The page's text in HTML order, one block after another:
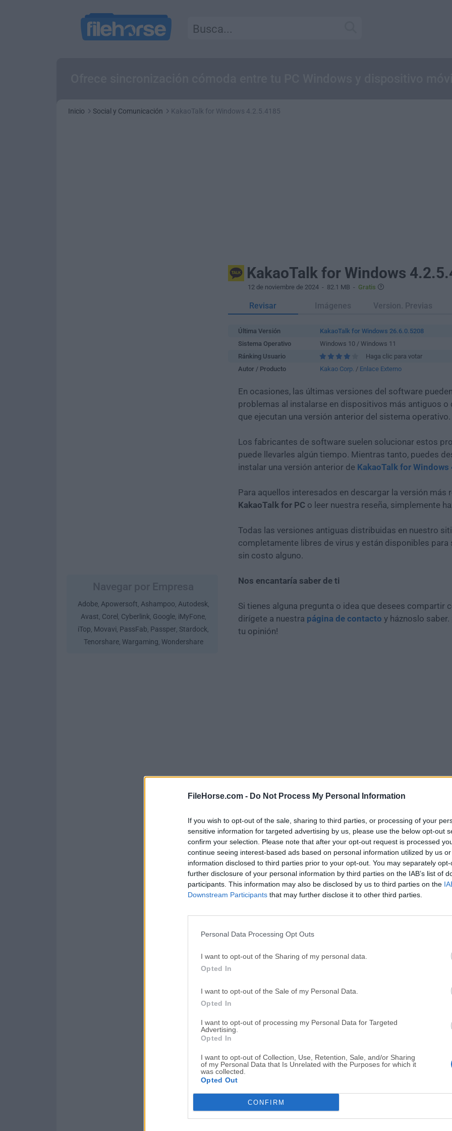
FileHorse.com - Do Not Process My Personal Information
If you wish to opt-out of the sale, sharing to third parties, or processing of your
sensitive information for targeted advertising by us, please use the below opt-out
confirm your selection. Please note that after your opt-out request is processed
continue seeing interest-based ads based on personal information utilized by us
information disclosed to third parties prior to your opt-out. You may separately
further disclosure of your personal information by third parties on the IAB’s list of
participants. This information may also be disclosed by us to third parties on the
Downstream Participants that may further disclose it to other third parties.
Personal Data Processing Opt Outs
I want to opt-out of the Sharing of my personal data.
Opted In
I want to opt-out of the Sale of my Personal Data.
Opted In
I want to opt-out of processing my Personal Data for Targeted
Advertising.
Opted In
I want to opt-out of Collection, Use, Retention, Sale, and/or Sharing
of my Personal Data that Is Unrelated with the Purposes for which it
was collected.
Opted Out
CONFIRM
Inicio Social y Comunicación KakaoTalk for Windows 4.2.5.4185
Adobe, Apowersoft, Ashampoo, Autodesk,
Avast, Corel , Cyberlink, Google, iMyFone,
iTop, Movavi, PassFab, Passper, Stardock,
Tenorshare, Wargaming, Wondershare
KakaoTalk for Windows
12 de noviembre de 2024 - 82.1 MB - Gratis
Revisar Imágenes Version. Previas
Última Versión
KakaoTalk for Windows 26.6.0.5208
Sistema Operativo
Windows 10 / Windows 11
Ránking Usuario
Haga clic para votar
Autor / Producto
Kakao Corp. / Enlace Externo
En ocasiones, las últimas versiones del software
problemas al instalarse en dispositivos más antiguos
que ejecutan una versión anterior del sistema operativo.
Los fabricantes de software suelen solucionar estos
puede llevarles algún tiempo. Mientras tanto, puedes
instalar una versión anterior de KakaoTalk for
Para aquellos interesados en descargar la versión más
KakaoTalk for PC o leer nuestra reseña, simplemente
Todas las versiones antiguas distribuidas en nuestro
completamente libres de virus y están disponibles para
sin costo alguno.
Nos encantaría saber de ti
Si tienes alguna pregunta o idea que desees compartir
dirígete a nuestra página de contacto y háznoslo saber.
tu opinión!
Descargar KakaoTalk for Windows
¿Por qué se publica esta aplicación en Filehorse? ( Más
Imágenes
Top Descargas
Opera 134.0 Build 5954.46 (64-bit)
Adobe Photoshop CC 2026 27.9.1 (64-bit)
GTA 6 for PS5 CapCut Desktop 9.1.0
PC Repair Tool 2026 Hero Wars - Online Action